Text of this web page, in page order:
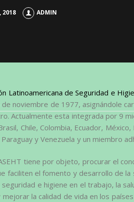
2018 ADMIN
Latinoamericana de Seguridad e
noviembre de 1977, asignándole
Actualmente esta integrada por 9
Chile, Colombia, Ecuador,
Paraguay y Venezuela y un miembro
tiene por objeto, procurar el
faciliten el fomento y desarrollo de
seguridad e higiene en el trabajo, la
la calidad de vida en los